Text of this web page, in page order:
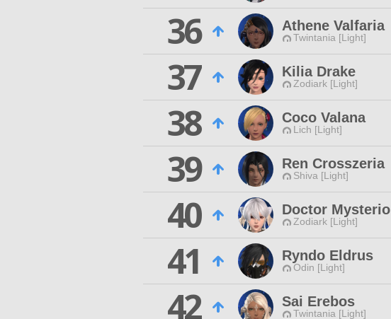
36
Athene Valfaria
Twintania [Light]
37
Kilia Drake
Zodiark [Light]
38
Coco Valana
Lich [Light]
39
Ren Crosszeria
Shiva [Light]
40
Doctor Mysterio
Zodiark [Light]
41
Ryndo Eldrus
Odin [Light]
42
Sai Erebos
Twintania [Light]